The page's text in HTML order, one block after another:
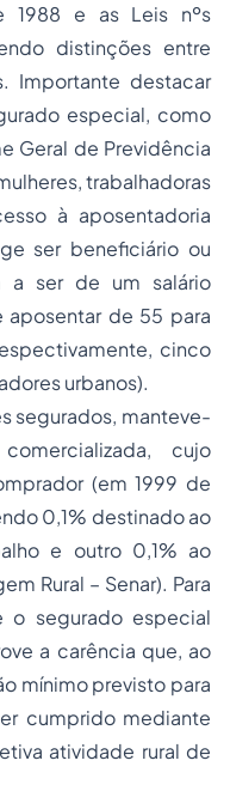
1988 e as Leis nºs
distinções entre
Importante destacar
especial, como
Geral de Previdência
trabalhadoras
à aposentadoria
ser beneficiário ou
a ser de um salário
aposentar de 55 para
cinco
urbanos).
segurados, manteve-
cujo
(em 1999 de
0,1% destinado ao
e outro 0,1% ao
Rural – Senar). Para
o segurado especial
a carência que, ao
mínimo previsto para
cumprido mediante
atividade rural de